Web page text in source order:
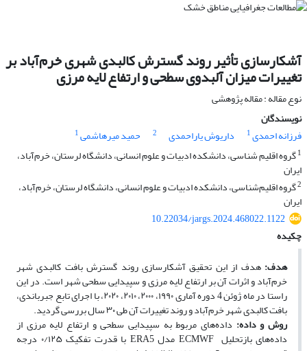
آشکارسازی تأثیر روند گسترش کالبدی شهری خرم‌آباد بر
تغییرات میزان آلبدوی سطحی و ارتفاع لایه مرزی
نوع مقاله : مقاله پژوهشی
نویسندگان
فرزانه احمدی1 داریوش یاراحمدی 2 حمید میرهاشمی1
1گروه اقلیم شناسی، دانشکده ادبیات و علوم انسانی، دانشگاه لرستان، خرم‌آباد،
ایران
2گروه اقلیم‌شناسی، دانشکده ادبیات و علوم انسانی، دانشگاه لرستان، خرم‌آباد،
ایران
10.22034/jargs.2024.468022.1122
چکیده
هدف: هدف از این تحقیق آشکارسازی روند گسترش بافت کالبدی شهر
خرم‌آباد و اثرات آن بر ارتفاع لایه مرزی و سپیدایی سطحی شهر است. در این
راستا در ماه ژوئن 4 دوره آماری ۱۹۹۰، ۲۰۰۰، ۲۰۱۰، ۲۰۲۰، با اجرای تابع جبرباندی،
بافت کالبدی شهر خرم‌آباد و روند تغییرات آن طی ۳۰ سال بررسی گردید.
روش و داده: داده‌های مربوط به سپیدایی سطحی و ارتفاع لایه مرزی از
داده‌های بازتحلیل ECMWF مدل ERA5 با قدرت تفکیک ۰/۱۲۵ درجه